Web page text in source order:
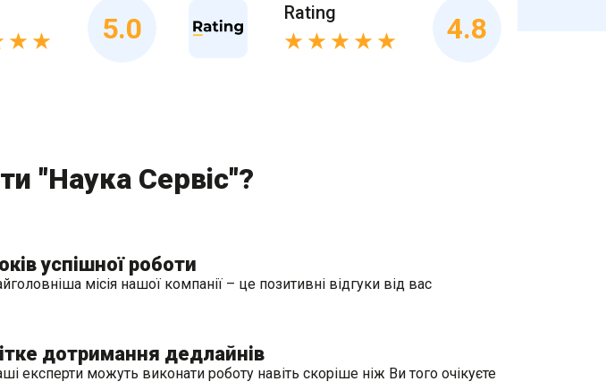
5.0 Rating 4.8
"Наука Сервіс"?
успішної роботи
місія нашої компанії – це позитивні відгуки від вас
дотримання дедлайнів
експерти можуть виконати роботу навіть скоріше ніж Ви того очікуєте